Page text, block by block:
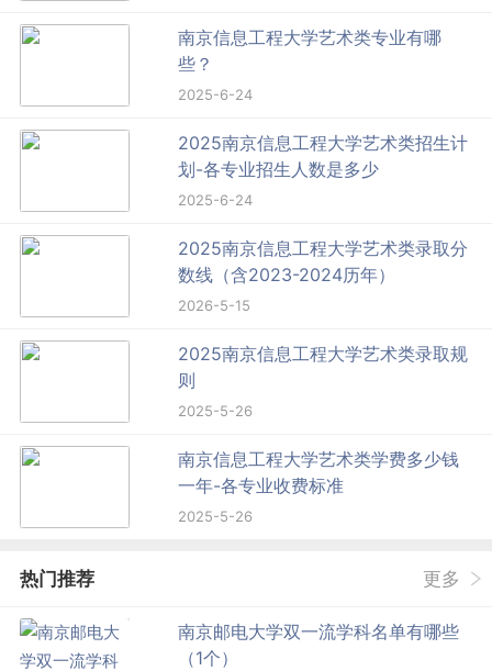
南京信息工程大学艺术类专业有哪
些？
2025-6-24
2025南京信息工程大学艺术类招生计
划-各专业招生人数是多少
2025-6-24
2025南京信息工程大学艺术类录取分
数线（含2023-2024历年）
2026-5-15
2025南京信息工程大学艺术类录取规
则
2025-5-26
南京信息工程大学艺术类学费多少钱
一年-各专业收费标准
2025-5-26
热门推荐 更多
南京邮电大学双一流学科名单有哪些
（1个）